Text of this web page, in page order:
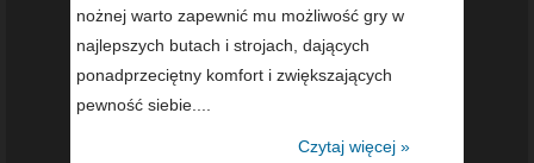
nożnej warto zapewnić mu możliwość gry w
najlepszych butach i strojach, dających
ponadprzeciętny komfort i zwiększających
pewność siebie....
Czytaj więcej »